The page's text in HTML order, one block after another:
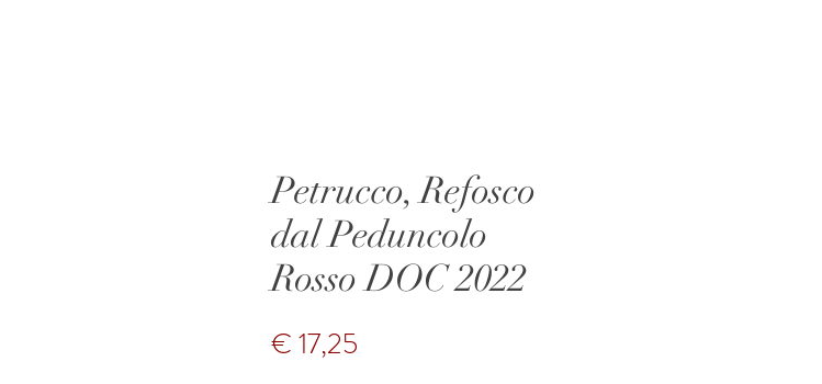
Petrucco, Refosco
dal Peduncolo
Rosso DOC 2022
€ 17,25